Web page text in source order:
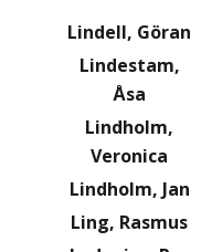
Lindell, Göran
Lindestam,
Åsa
Lindholm,
Veronica
Lindholm, Jan
Ling, Rasmus